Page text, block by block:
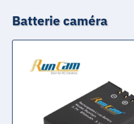
Batterie caméra